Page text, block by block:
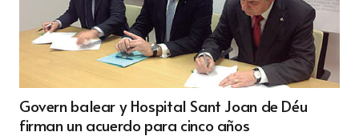
Govern balear y Hospital Sant Joan de Déu
firman un acuerdo para cinco años